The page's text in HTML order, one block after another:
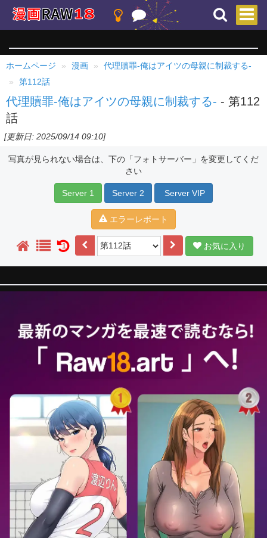
ホームページ 漫画
代理贖罪-俺はアイツの母親に制裁する-
第112話
代理贖罪-俺はアイツの母親に制裁する- - 第112
話
[更新日: 2025/09/14 09:10]
写真が見られない場合は、下の「フォトサーバー」を変更してくだ
さい
Server 1 Server 2 Server VIP
エラーレポート
1 お気に入り